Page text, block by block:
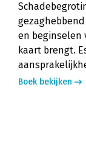
en beginselen
kaart brengt.
Boek bekijken